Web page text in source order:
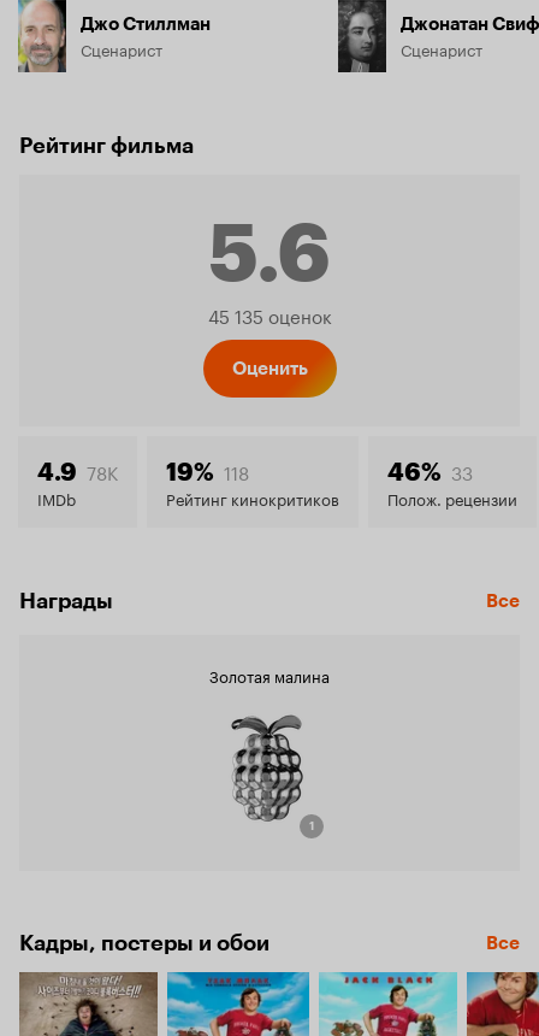
Джо Стиллман
Сценарист
Джонатан
Сценарист
Рейтинг фильма
5.6
Рейтинг
5.6
45 135 оценок
Оценить
4.9 78K
IMDb
19% 118
Рейтинг кинокритиков
46% 33
Полож. рецензии
Награды Все
Золотая малина
1
Кадры, постеры и обои Все